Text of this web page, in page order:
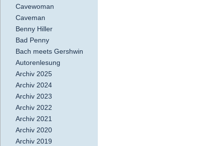
Cavewoman
Caveman
Benny Hiller
Bad Penny
Bach meets Gershwin
Autorenlesung
Archiv 2025
Archiv 2024
Archiv 2023
Archiv 2022
Archiv 2021
Archiv 2020
Archiv 2019